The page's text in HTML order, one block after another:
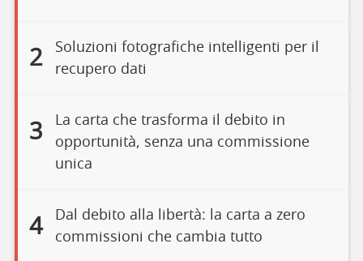
2
Soluzioni fotografiche intelligenti per il
recupero dati
3
La carta che trasforma il debito in
opportunità, senza una commissione
unica
4
Dal debito alla libertà: la carta a zero
commissioni che cambia tutto